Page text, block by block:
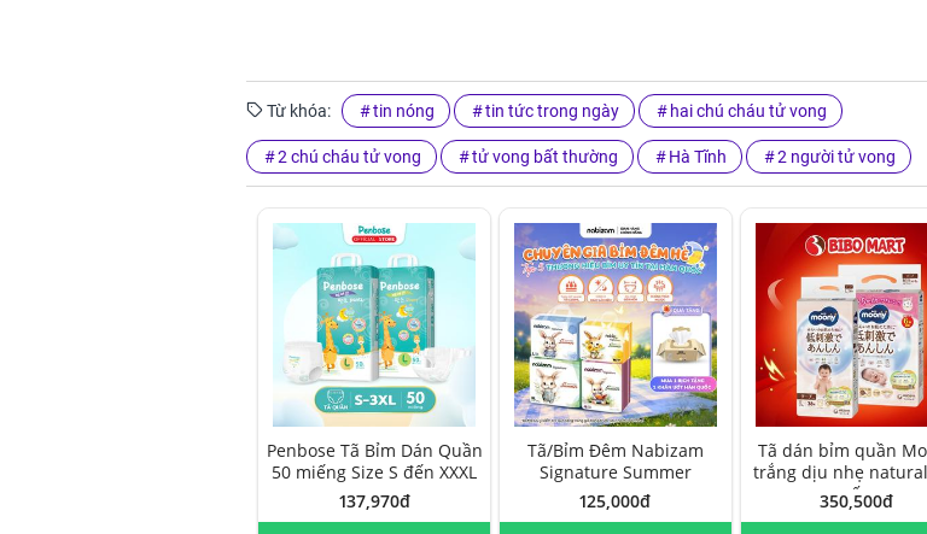
Từ khóa: tin nóng tin tức trong ngày hai chú cháu tử vong
2 chú cháu tử vong tử vong bất thường Hà Tĩnh 2 người tử vong
Penbose Tã Bỉm Dán Quần
50 miếng Size S đến XXXL
137,970đ
Tã/Bỉm Đêm Nabizam
Signature Summer
125,000đ
Tã dán bỉm quần
trắng dịu nhẹ
cấp
350,500đ